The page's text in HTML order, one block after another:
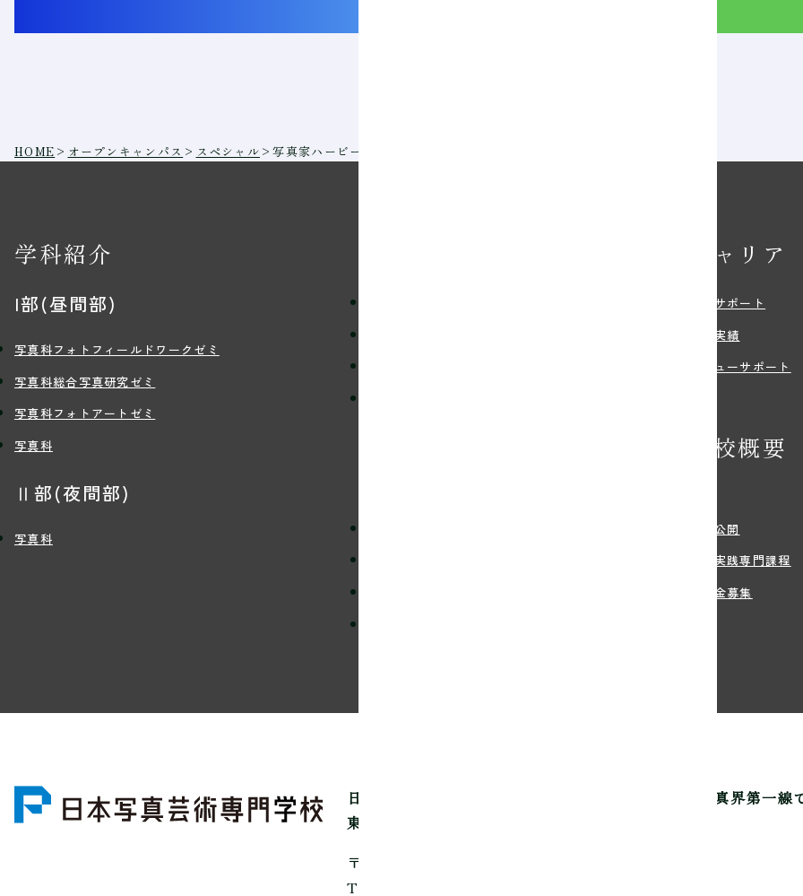
HOME > オープンキャンパス > スペシャル >写真家ハービー・山口 スペシャルトークショー
学科紹介
I部(昼間部)
写真科フォトフィールドワークゼミ
写真科総合写真研究ゼミ
写真科フォトアートゼミ
写真科
Ⅱ部(夜間部)
写真科
キャリア
就職サポート
就職実績
デビューサポート
学校概要
情報公開
職業実践専門課程
寄付金募集
日本写真芸術専門学校は
写真界第一
東京都認可の渋谷にある専門学校です。
〒150-0031 東京都渋谷区桜丘町4-16
Tel：03-3770-5585